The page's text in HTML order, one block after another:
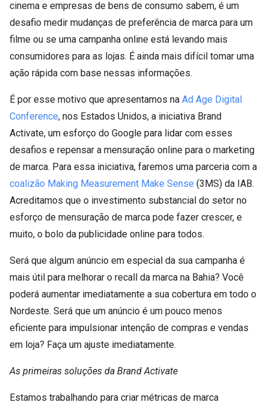
cinema e empresas de bens de consumo sabem, é um
desafio medir mudanças de preferência de marca para um
filme ou se uma campanha online está levando mais
consumidores para as lojas. É ainda mais difícil tomar uma
ação rápida com base nessas informações.
É por esse motivo que apresentamos na Ad Age Digital
Conference, nos Estados Unidos, a iniciativa Brand
Activate, um esforço do Google para lidar com esses
desafios e repensar a mensuração online para o marketing
de marca. Para essa iniciativa, faremos uma parceria com a
coalizão Making Measurement Make Sense (3MS) da IAB.
Acreditamos que o investimento substancial do setor no
esforço de mensuração de marca pode fazer crescer, e
muito, o bolo da publicidade online para todos.
Será que algum anúncio em especial da sua campanha é
mais útil para melhorar o recall da marca na Bahia? Você
poderá aumentar imediatamente a sua cobertura em todo o
Nordeste. Será que um anúncio é um pouco menos
eficiente para impulsionar intenção de compras e vendas
em loja? Faça um ajuste imediatamente.
As primeiras soluções da Brand Activate
Estamos trabalhando para criar métricas de marca